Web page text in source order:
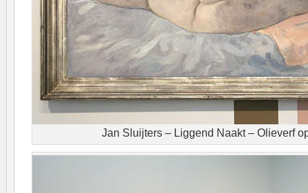
Jan Sluijters – Liggend Naakt – Olieverf